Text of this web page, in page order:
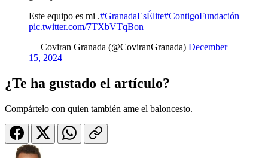
Este equipo es mi .#GranadaEsÉlite#ContigoFundación
pic.twitter.com/7TXbVTqBon
— Coviran Granada (@CoviranGranada) December
15, 2024
¿Te ha gustado el artículo?
Compártelo con quien también ame el baloncesto.